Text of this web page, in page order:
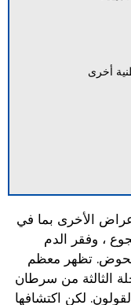
أخرى
الأخرى بما في
، وفقر الدم
تظهر معظم
الثالثة من سرطان
لكن اكتشافها